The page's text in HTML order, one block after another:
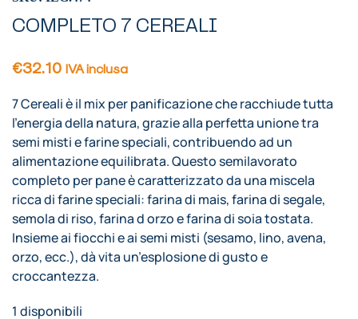
COMPLETO 7 CEREALI
€32.10 IVA inclusa
7 Cereali è il mix per panificazione che racchiude tutta
l’energia della natura, grazie alla perfetta unione tra
semi misti e farine speciali, contribuendo ad un
alimentazione equilibrata. Questo semilavorato
completo per pane è caratterizzato da una miscela
ricca di farine speciali: farina di mais, farina di segale,
semola di riso, farina d orzo e farina di soia tostata.
Insieme ai fiocchi e ai semi misti (sesamo, lino, avena,
orzo, ecc.), dà vita un’esplosione di gusto e
croccantezza.
1 disponibili